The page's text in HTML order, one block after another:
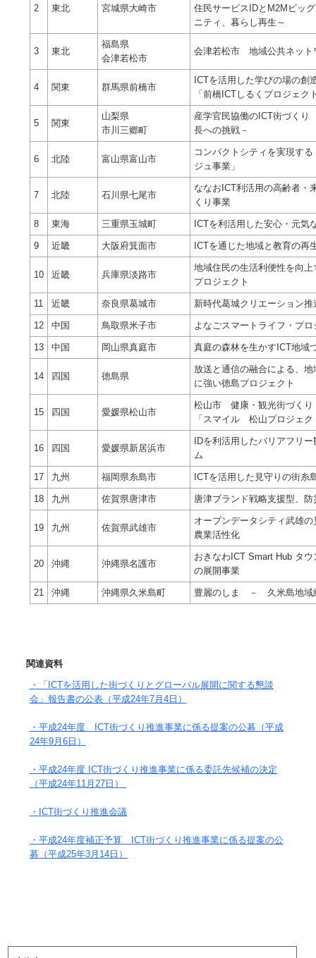
2 東北 宮城県大崎市
住民サービスIDとM2Mビッ
ニティ、暮らし再生～
3 東北
福島県
会津若松市
会津若松市 地域公共ネット
4 関東 群馬県前橋市
ICTを活用した学びの場の
「前橋ICTしるくプロジェク
5 関東
山梨県
市川三郷町
産学官民協働のICT街づく
長への挑戦－
6 北陸 富山県富山市
コンパクトシティを実現す
ジュ事業」
7 北陸 石川県七尾市
ななおICT利活用の高齢者・
くり事業
8 東海 三重県玉城町 ICTを利活用した安心・元気
9 近畿 大阪府箕面市 ICTを通じた地域と教育の再
10 近畿 兵庫県淡路市
地域住民の生活利便性を向
プロジェクト
11 近畿 奈良県葛城市 新時代葛城クリエーション推
12 中国 鳥取県米子市 よなごスマートライフ・プ
13 中国 岡山県真庭市 真庭の森林を生かすICT地域
14 四国 徳島県
放送と通信の融合による、
に強い徳島プロジェクト
15 四国 愛媛県松山市
松山市 健康・観光街づくり
「スマイル 松山プロジェク
16 四国 愛媛県新居浜市
IDを利活用したバリアフリ
ム
17 九州 福岡県糸島市 ICTを活用した見守りの街糸
18 九州 佐賀県唐津市 唐津ブランド戦略支援型、
19 九州 佐賀県武雄市
オープンデータシティ武雄
農業活性化
20 沖縄 沖縄県名護市
おきなわICT Smart Hub タ
の展開事業
21 沖縄 沖縄県久米島町 豊麗のしま － 久米島地域
関連資料
・「ICTを活用した街づくりとグローバル展開に関する懇談
会」報告書の公表（平成24年7月4日）
・平成24年度 ICT街づくり推進事業に係る提案の公募（平成
24年9月6日）
・平成24年度 ICT街づくり推進事業に係る委託先候補の決定
（平成24年11月27日）
・ICT街づくり推進会議
・平成24年度補正予算 ICT街づくり推進事業に係る提案の公
募（平成25年3月14日）